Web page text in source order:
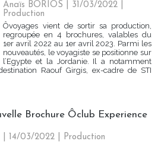
Anaïs BORIOS | 31/03/2022
Production
Ôvoyages vient de sortir sa production,
regroupée en 4 brochures, valables du
1er avril 2022 au 1er avril 2023. Parmi les
nouveautés, le voyagiste se positionne sur
l’Egypte et la Jordanie. Il a notamment
Raouf Girgis, ex-cadre de STI
Brochure Ôclub Experience
| 14/03/2022
Production